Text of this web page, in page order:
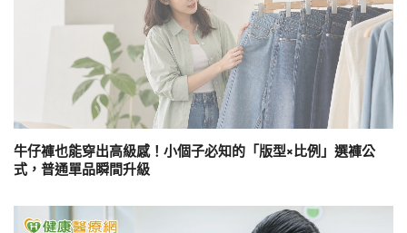
牛仔褲也能穿出高級感！小個子必知的「版型×比例」選褲公
式，普通單品瞬間升級